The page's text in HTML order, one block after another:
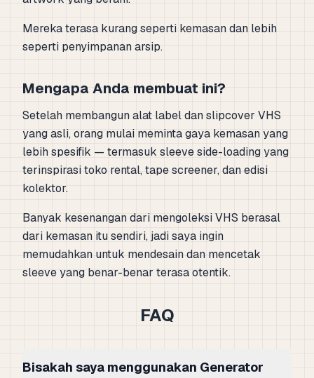
Mereka terasa kurang seperti kemasan dan lebih
seperti penyimpanan arsip.
Mengapa Anda membuat ini?
Setelah membangun alat label dan slipcover VHS
yang asli, orang mulai meminta gaya kemasan yang
lebih spesifik — termasuk sleeve side-loading yang
terinspirasi toko rental, tape screener, dan edisi
kolektor.
Banyak kesenangan dari mengoleksi VHS berasal
dari kemasan itu sendiri, jadi saya ingin
memudahkan untuk mendesain dan mencetak
sleeve yang benar-benar terasa otentik.
FAQ
Bisakah saya menggunakan Generator